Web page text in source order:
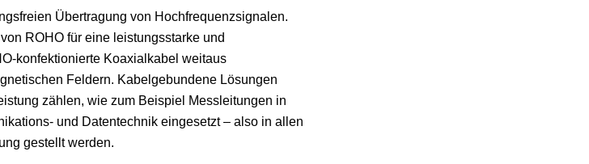
Übertragung von Hochfrequenzsignalen.
ROHO für eine leistungsstarke und
konfektionierte Koaxialkabel weitaus
Feldern. Kabelgebundene Lösungen
zählen, wie zum Beispiel Messleitungen in
und Datentechnik eingesetzt – also in allen
gestellt werden.